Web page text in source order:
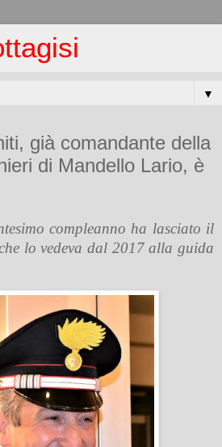
▼
già comandante della
di Mandello Lario, è
compleanno ha lasciato il
lo vedeva dal 2017 alla guida